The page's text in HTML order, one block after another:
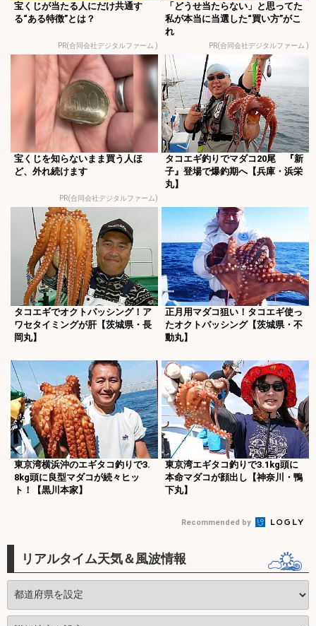
宝くじが当たる人にだけ共通す
る“ある特徴”とは？
PR(合同会社デジタルファーム )
「どうせ当たらない」と思ってた
私が本当に当選した“買い方”がこ
れ
PR(合同会社デジタルファーム )
宝くじを知らないまま買う人ほ
ど、外れ続けます
PR(合同会社デジタルファーム)
タコエギ釣りでマダコ20尾 『新
子』登場で爆釣期へ【兵庫・浜栄
丸】
タコエギでオクトパッシング！ア
ワセタイミングが肝【茨城県・長
岡丸】
正月用マダコ狙い！タコエギ使っ
たオクトパッシング【茨城県・不
動丸】
東京湾横浜沖のエギタコ釣りで3.
8kg頭に良型マダコが続々ヒッ
ト！【黒川本家】
東京湾エギタコ釣りで3.1kg頭に
本命マダコが顔出し【神奈川・鴨
下丸】
Recommended by
リアルタイム天気＆風波情報